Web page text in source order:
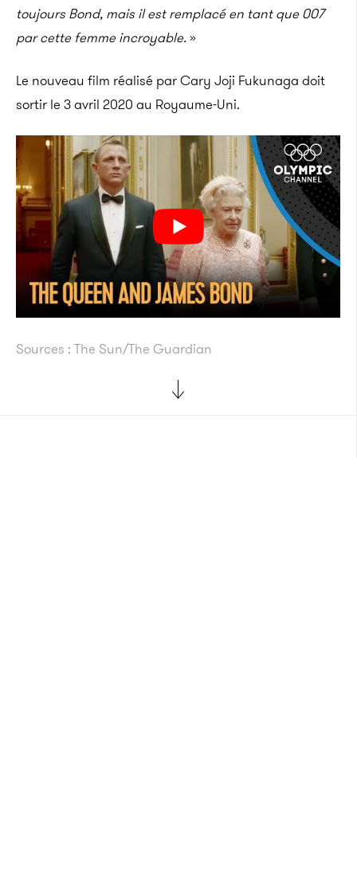
toujours Bond, mais il est remplacé en tant que 007
par cette femme incroyable.»
Le nouveau film réalisé par Cary Joji Fukunaga doit
sortir le 3 avril 2020 au Royaume-Uni.
Sources : The Sun/The Guardian